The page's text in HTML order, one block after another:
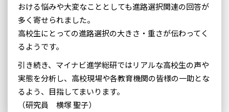
おける悩みや大変なこととしても進路選択関連の回答が
多く寄せられました。
高校生にとっての進路選択の大きさ・重さが伝わってく
るようです。
引き続き、マイナビ進学総研ではリアルな高校生の声や
実態を分析し、高校現場や各教育機関の皆様の一助とな
るよう、目指してまいります。
（研究員 横塚 聖子）